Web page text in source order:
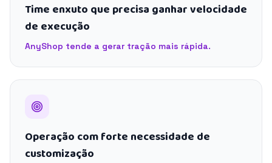
Time enxuto que precisa ganhar velocidade
de execução
AnyShop tende a gerar tração mais rápida.
Operação com forte necessidade de
customização